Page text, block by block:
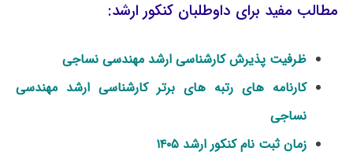
مطالب مفید برای داوطلبان کنکور ارشد:
ظرفیت پذیرش کارشناسی ارشد مهندسی نساجی
کارنامه های رتبه های برتر کارشناسی ارشد مهندسی
نساجی
زمان ثبت نام کنکور ارشد ۱۴۰۵